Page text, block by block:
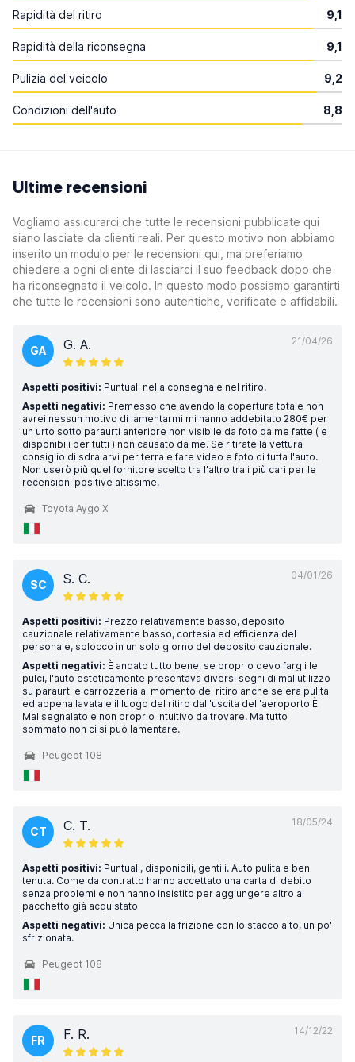
Rapidità del ritiro 9,1
Rapidità della riconsegna 9,1
Pulizia del veicolo 9,2
Condizioni dell'auto 8,8
Ultime recensioni
Vogliamo assicurarci che tutte le recensioni pubblicate qui
siano lasciate da clienti reali. Per questo motivo non abbiamo
inserito un modulo per le recensioni qui, ma preferiamo
chiedere a ogni cliente di lasciarci il suo feedback dopo che
ha riconsegnato il veicolo. In questo modo possiamo garantirti
che tutte le recensioni sono autentiche, verificate e affidabili.
21/04/26
GA G. A.
Aspetti positivi: Puntuali nella consegna e nel ritiro.
Aspetti negativi: Premesso che avendo la copertura totale non
avrei nessun motivo di lamentarmi mi hanno addebitato 280€ per
un urto sotto paraurti anteriore non visibile da foto da me fatte ( e
disponibili per tutti ) non causato da me. Se ritirate la vettura
consiglio di sdraiarvi per terra e fare video e foto di tutta l'auto.
Non userò più quel fornitore scelto tra l'altro tra i più cari per le
recensioni positive altissime.
Toyota Aygo X
04/01/26
SC S. C.
Aspetti positivi: Prezzo relativamente basso, deposito
cauzionale relativamente basso, cortesia ed efficienza del
personale, sblocco in un solo giorno del deposito cauzionale.
Aspetti negativi: È andato tutto bene, se proprio devo fargli le
pulci, l'auto esteticamente presentava diversi segni di mal utilizzo
su paraurti e carrozzeria al momento del ritiro anche se era pulita
ed appena lavata e il luogo del ritiro dall'uscita dell'aeroporto È
Mal segnalato e non proprio intuitivo da trovare. Ma tutto
sommato non ci si può lamentare.
Peugeot 108
18/05/24
CT C. T.
Aspetti positivi: Puntuali, disponibili, gentili. Auto pulita e ben
tenuta. Come da contratto hanno accettato una carta di debito
senza problemi e non hanno insistito per aggiungere altro al
pacchetto già acquistato
Aspetti negativi: Unica pecca la frizione con lo stacco alto, un po'
sfrizionata.
Peugeot 108
14/12/22
FR F. R.